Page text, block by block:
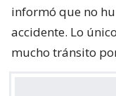
informó que no
accidente. Lo
mucho tránsito